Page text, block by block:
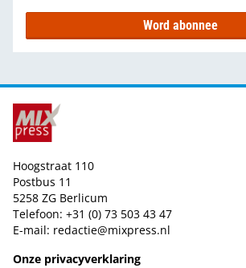
Word abonnee
Hoogstraat 110
Postbus 11
5258 ZG Berlicum
Telefoon: +31 (0) 73 503 43 47
E-mail: redactie@mixpress.nl
Onze privacyverklaring